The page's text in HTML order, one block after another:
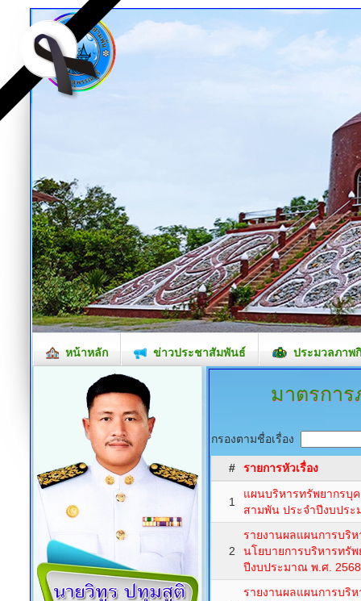
หน้าหลัก ข่าวประชาสัมพันธ์ ประมวลภาพ
มาตรการ
กรองตามชื่อเรื่อง
# รายการหัวเรื่อง
1
แผนบริหารทรัพยากรบุ
สามพัน ประจำปีงบปร
2
รายงานผลแผนการบริ
นโยบายการบริหารทรั
ปีงบประมาณ พ.ศ. 2568
รายงานผลแผนการบริ